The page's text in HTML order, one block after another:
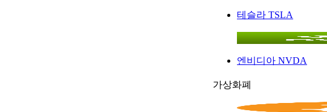
테슬라 TSLA
엔비디아 NVDA
가상화폐